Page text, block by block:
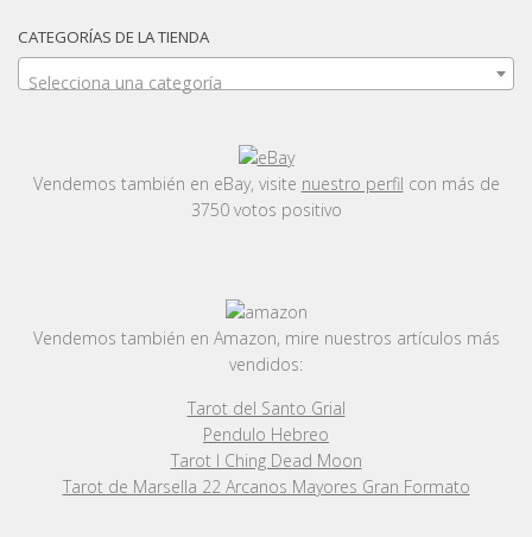
CATEGORÍAS DE LA TIENDA
Selecciona una categoría
Vendemos también en eBay, visite nuestro perfil con más de
3750 votos positivo
Vendemos también en Amazon, mire nuestros artículos más
vendidos:
Tarot del Santo Grial
Pendulo Hebreo
Tarot I Ching Dead Moon
Tarot de Marsella 22 Arcanos Mayores Gran Formato